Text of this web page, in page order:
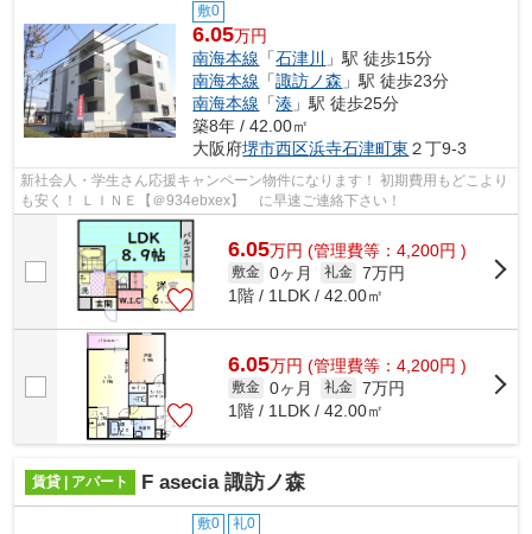
敷0
6.05万円
南海本線 「石津川
」駅 徒歩15分
南海本線 「諏訪ノ森 」駅 徒歩23分
南海本線 「湊 」駅 徒歩25分
築8年 / 42.00㎡
大阪府堺市西区浜寺石津町東 ２丁9-3
新社会人・学生さん応援キャンペーン物件になります！ 初期費用もどこより
も安く！ ＬＩＮＥ【＠934ebxex】 に早速ご連絡下さい！
6.05万円 (管理費等：4,200円 )
敷金 0ヶ月 礼金 7万円
1階 / 1LDK / 42.00㎡
6.05万円 (管理費等：4,200円 )
敷金 0ヶ月 礼金 7万円
1階 / 1LDK / 42.00㎡
賃貸 | アパート F asecia 諏訪ノ森
敷0 礼0